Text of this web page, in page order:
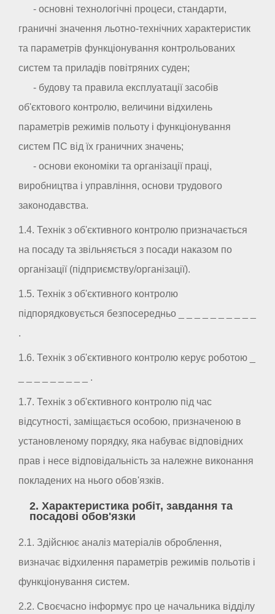
- основні технологічні процеси, стандарти,
граничні значення льотно-технічних характеристик
та параметрів функціонування контрольованих
систем та приладів повітряних суден;
- будову та правила експлуатації засобів
об'єктового контролю, величини відхилень
параметрів режимів польоту і функціонування
систем ПС від їх граничних значень;
- основи економіки та організації праці,
виробництва і управління, основи трудового
законодавства.
1.4. Технік з об'єктивного контролю призначається
на посаду та звільняється з посади наказом по
організації (підприємству/організації).
1.5. Технік з об'єктивного контролю
підпорядковується безпосередньо _ _ _ _ _ _ _ _ _ _
.
1.6. Технік з об'єктивного контролю керує роботою _
_ _ _ _ _ _ _ _ _ .
1.7. Технік з об'єктивного контролю під час
відсутності, заміщається особою, призначеною в
установленому порядку, яка набуває відповідних
прав і несе відповідальність за належне виконання
покладених на нього обов'язків.
2. Характеристика робіт, завдання та
посадові обов'язки
2.1. Здійснює аналіз матеріалів оброблення,
визначає відхилення параметрів режимів польотів і
функціонування систем.
2.2. Своєчасно інформує про це начальника відділу